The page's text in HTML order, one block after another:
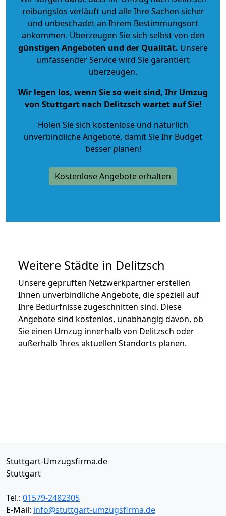
reibungslos verläuft und alle Ihre Sachen sicher
und unbeschadet an Ihrem Bestimmungsort
ankommen. Überzeugen Sie sich selbst von den
günstigen Angeboten und der Qualität. Unsere
umfassender Service wird Sie garantiert
überzeugen.
Wir legen los, wenn Sie so weit sind, Ihr Umzug
von Stuttgart nach Delitzsch wartet auf Sie!
Holen Sie sich kostenlose und natürlich
unverbindliche Angebote, damit Sie Ihr Budget
besser planen!
Kostenlose Angebote erhalten
Weitere Städte in Delitzsch
Unsere geprüften Netzwerkpartner erstellen
Ihnen unverbindliche Angebote, die speziell auf
Ihre Bedürfnisse zugeschnitten sind. Diese
Angebote sind kostenlos, unabhängig davon, ob
Sie einen Umzug innerhalb von Delitzsch oder
außerhalb Ihres aktuellen Standorts planen.
Stuttgart-Umzugsfirma.de
Stuttgart
Tel.: 01579-2482305
E-Mail: info@stuttgart-umzugsfirma.de